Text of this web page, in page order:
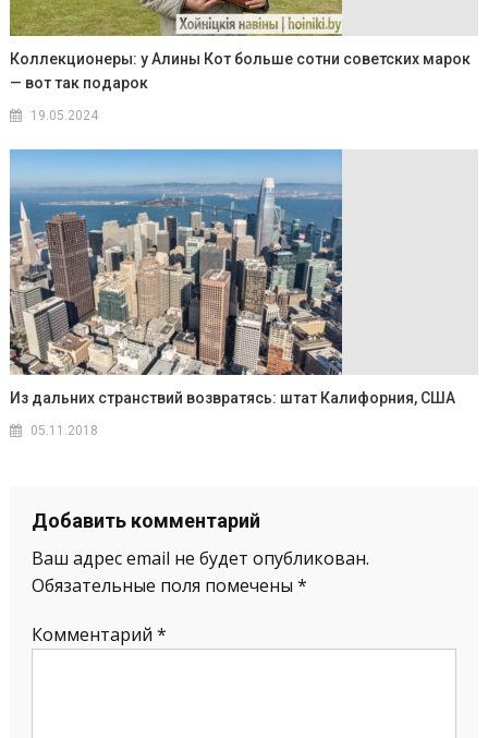
Коллекционеры: у Алины Кот больше сотни советских марок
— вот так подарок
19.05.2024
Из дальних странствий возвратясь: штат Калифорния, США
05.11.2018
Добавить комментарий
Ваш адрес email не будет опубликован.
Обязательные поля помечены *
Комментарий *